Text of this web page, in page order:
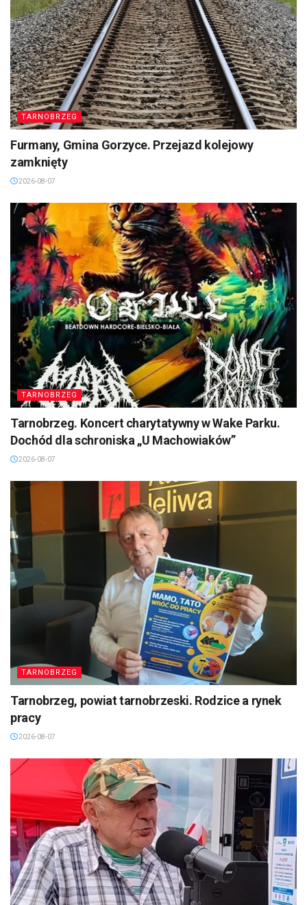
TARNOBRZEG
Furmany, Gmina Gorzyce. Przejazd kolejowy
zamknięty
2026-08-07
TARNOBRZEG
Tarnobrzeg. Koncert charytatywny w Wake Parku.
Dochód dla schroniska „U Machowiaków”
2026-08-07
TARNOBRZEG
Tarnobrzeg, powiat tarnobrzeski. Rodzice a rynek
pracy
2026-08-07